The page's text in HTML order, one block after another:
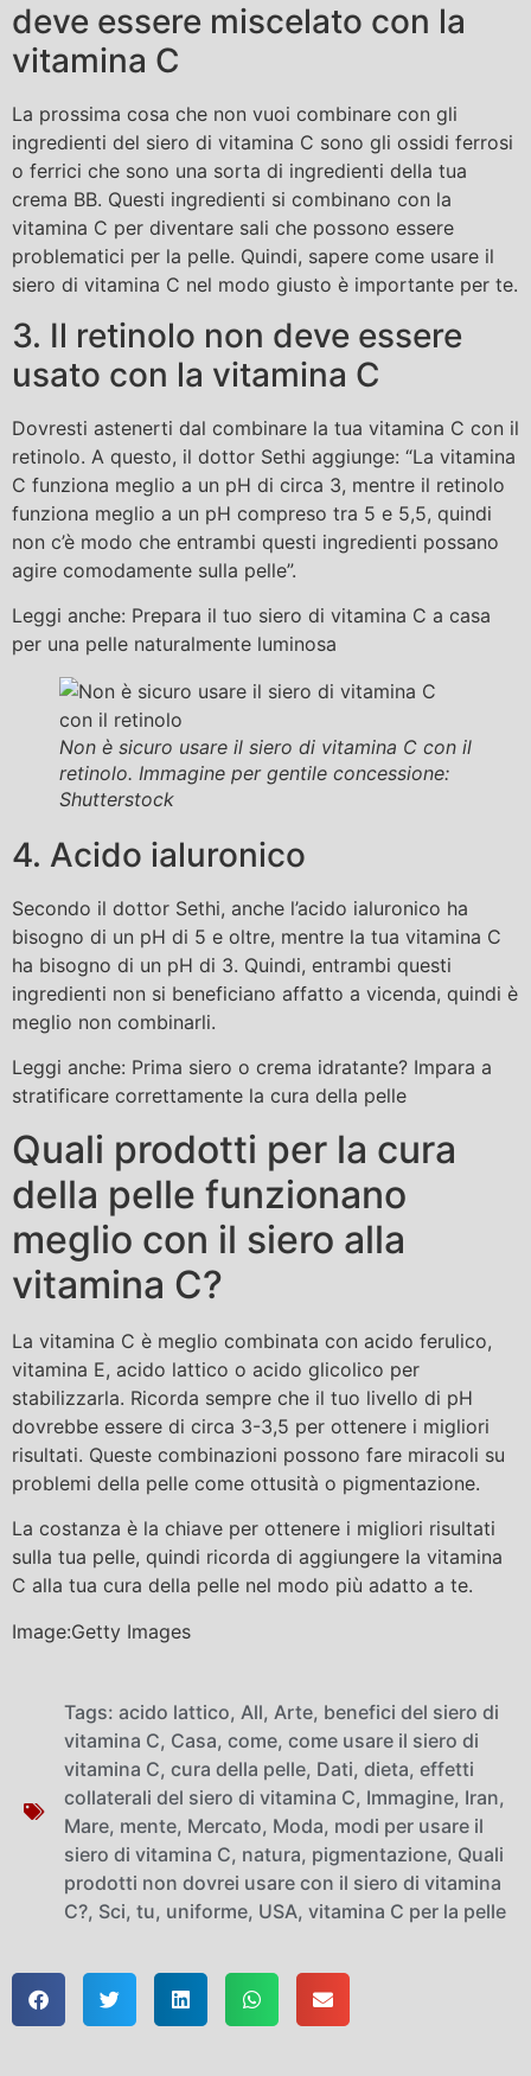
deve essere miscelato con la
vitamina C
La prossima cosa che non vuoi combinare con gli
ingredienti del siero di vitamina C sono gli ossidi ferrosi
o ferrici che sono una sorta di ingredienti della tua
crema BB. Questi ingredienti si combinano con la
vitamina C per diventare sali che possono essere
problematici per la pelle. Quindi, sapere come usare il
siero di vitamina C nel modo giusto è importante per te.
3. Il retinolo non deve essere
usato con la vitamina C
Dovresti astenerti dal combinare la tua vitamina C con il
retinolo. A questo, il dottor Sethi aggiunge: “La vitamina
C funziona meglio a un pH di circa 3, mentre il retinolo
funziona meglio a un pH compreso tra 5 e 5,5, quindi
non c’è modo che entrambi questi ingredienti possano
agire comodamente sulla pelle”.
Leggi anche: Prepara il tuo siero di vitamina C a casa
per una pelle naturalmente luminosa
Non è sicuro usare il siero di vitamina C con il
retinolo. Immagine per gentile concessione:
Shutterstock
4. Acido ialuronico
Secondo il dottor Sethi, anche l’acido ialuronico ha
bisogno di un pH di 5 e oltre, mentre la tua vitamina C
ha bisogno di un pH di 3. Quindi, entrambi questi
ingredienti non si beneficiano affatto a vicenda, quindi è
meglio non combinarli.
Leggi anche: Prima siero o crema idratante? Impara a
stratificare correttamente la cura della pelle
Quali prodotti per la cura
della pelle funzionano
meglio con il siero alla
vitamina C?
La vitamina C è meglio combinata con acido ferulico,
vitamina E, acido lattico o acido glicolico per
stabilizzarla. Ricorda sempre che il tuo livello di pH
dovrebbe essere di circa 3-3,5 per ottenere i migliori
risultati. Queste combinazioni possono fare miracoli su
problemi della pelle come ottusità o pigmentazione.
La costanza è la chiave per ottenere i migliori risultati
sulla tua pelle, quindi ricorda di aggiungere la vitamina
C alla tua cura della pelle nel modo più adatto a te.
Image:Getty Images
Tags: acido lattico, All, Arte, benefici del siero di
vitamina C, Casa, come, come usare il siero di
vitamina C, cura della pelle, Dati, dieta, effetti
collaterali del siero di vitamina C, Immagine, Iran,
Mare, mente, Mercato, Moda, modi per usare il
siero di vitamina C, natura, pigmentazione, Quali
prodotti non dovrei usare con il siero di vitamina
C?, Sci, tu, uniforme, USA, vitamina C per la pelle